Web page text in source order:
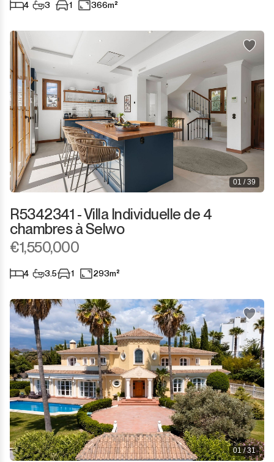
4 3 1 366m²
01 / 39
R5342341 - Villa Individuelle de 4
chambres à Selwo
€1,550,000
4 3.5 1 293m²
01 / 31